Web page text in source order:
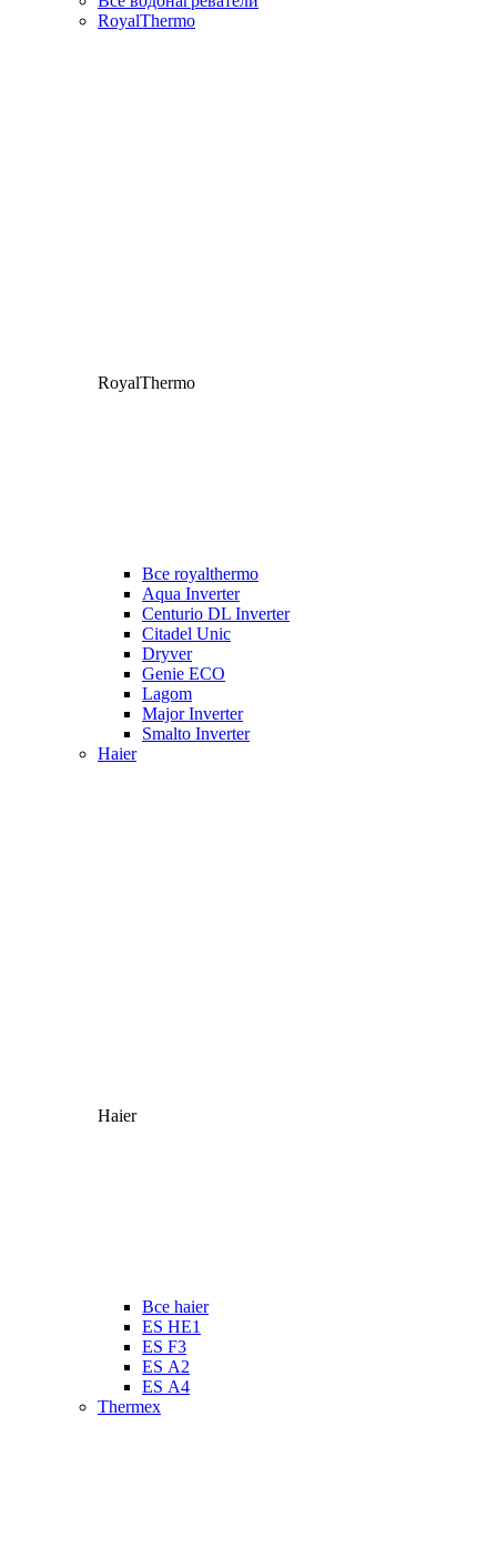
RoyalThermo
RoyalThermo
Все royalthermo
Aqua Inverter
Centurio DL Inverter
Citadel Unic
Dryver
Genie ECO
Lagom
Major Inverter
Smalto Inverter
Haier
Haier
Все haier
ES HE1
ES F3
ES А2
ES А4
Thermex